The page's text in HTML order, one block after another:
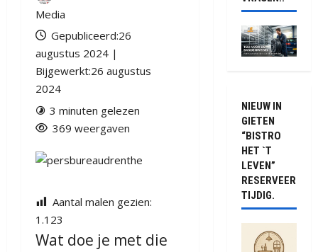
Media
Gepubliceerd:26
augustus 2024 |
Bijgewerkt:26 augustus
2024
3 minuten gelezen
369 weergaven
Aantal malen gezien:
1.123
Wat doe je met die
NIEUW IN
GIETEN
“BISTRO
HET `T
LEVEN”
RESERVEER
TIJDIG.